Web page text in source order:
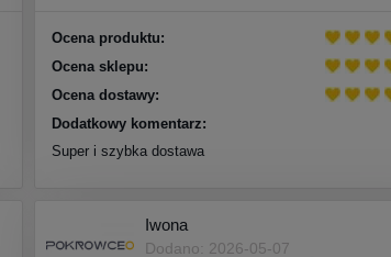
Ocena produktu:
Ocena sklepu:
Ocena dostawy:
Dodatkowy komentarz:
Super i szybka dostawa
Iwona
Dodano: 2026-05-07